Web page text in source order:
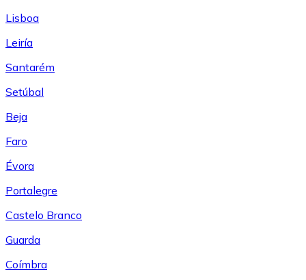
Lisboa
Leiría
Santarém
Setúbal
Beja
Faro
Évora
Portalegre
Castelo Branco
Guarda
Coímbra